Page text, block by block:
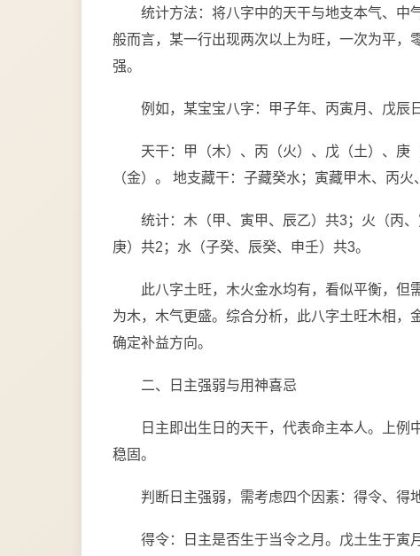
统计方法：将八字中的天干与地支本气、中
般而言，某一行出现两次以上为旺，一次为平，
强。
例如，某宝宝八字：甲子年、丙寅月、戊辰
天干：甲（木）、丙（火）、戊（土）、庚
（金）。 地支藏干：子藏癸水；寅藏甲木、丙
统计：木（甲、寅甲、辰乙）共3；火（丙
庚）共2；水（子癸、辰癸、申壬）共3。
此八字土旺，木火金水均有，看似平衡，
为木，木气更盛。综合分析，此八字土旺木相，
确定补益方向。
二、日主强弱与用神喜忌
日主即出生日的天干，代表命主本人。上
稳固。
判断日主强弱，需考虑四个因素：得令、得
得令：日主是否生于当令之月。戊土生于寅